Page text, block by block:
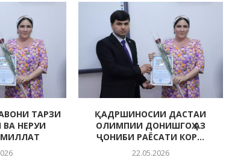
ТАРЗИ
ВА НЕРУИ
ҚАДРШИНОСИИ ДАСТАИ
ОЛИМПИИ ДОНИШГОҲ АЗ
ҶОНИБИ РАЁСАТИ КОР...
22.05.2026